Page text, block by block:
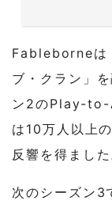
Fableborneは
ブ・クラン」
ン2のPlay-to-
は10万人以上
反響を得ました
次のシーズン3